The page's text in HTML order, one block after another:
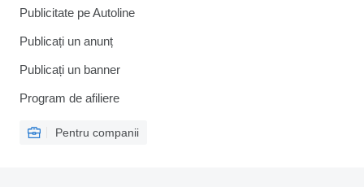
Publicitate pe Autoline
Publicați un anunț
Publicați un banner
Program de afiliere
Pentru companii